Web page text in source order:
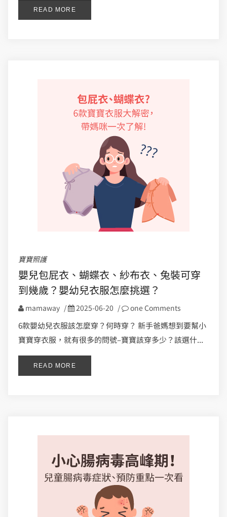
READ MORE
寶寶照護
嬰兒包屁衣、蝴蝶衣、紗布衣、兔裝可穿
到幾歲？嬰幼兒衣服怎麼挑選？
mamaway / 2025-06-20 / one Comments
6款嬰幼兒衣服該怎麼穿？何時穿？ 新手爸媽想到要幫小
寶寶穿衣服，就有很多的問號–寶寶該穿多少？該選什...
READ MORE